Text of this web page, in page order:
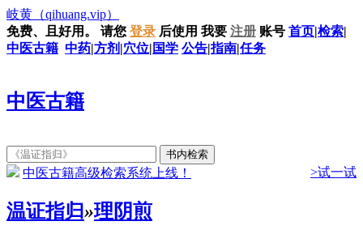
岐黄 （qihuang.vip）
免费、且好用。
请您 登录 后使用 我要 注册 账号 首页|检索|
中医古籍 中药|方剂 |穴位| 国学 公告|指南|任务
中医古籍
中医古籍高级检索系统上线！ >试一试
温证指归»理阴煎